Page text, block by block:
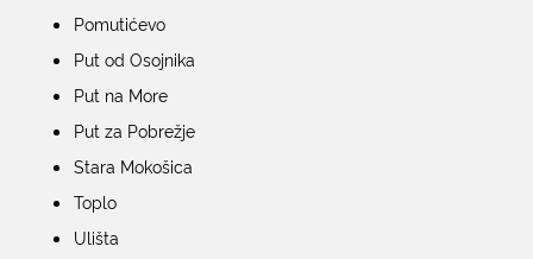
Pomutićevo
Put od Osojnika
Put na More
Put za Pobrežje
Stara Mokošica
Toplo
Ulišta